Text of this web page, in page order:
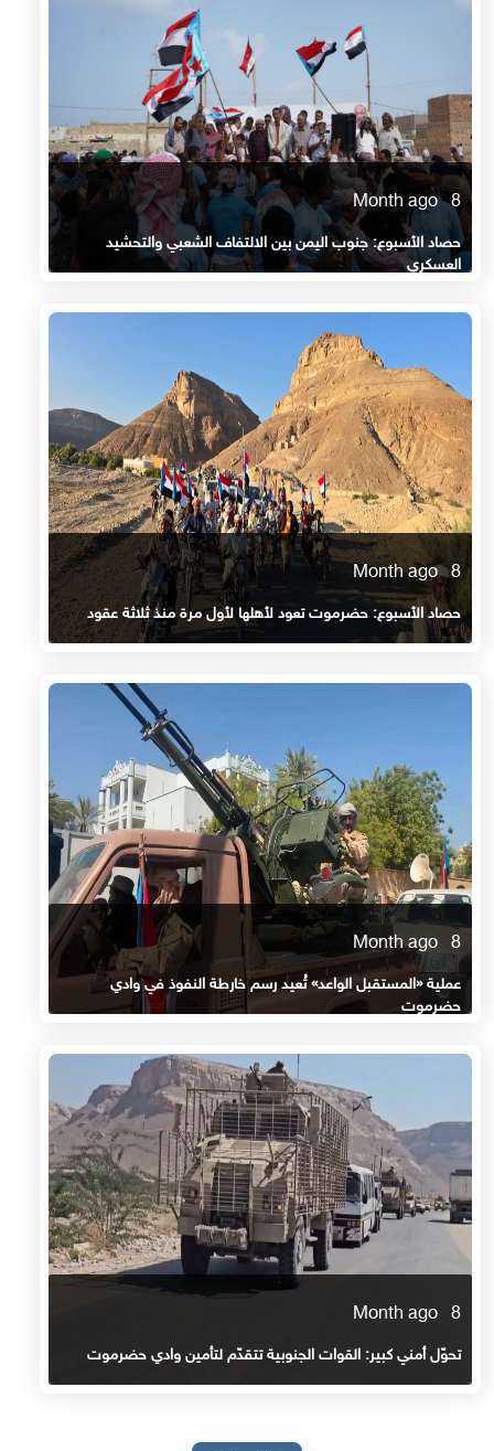
8 Month ago
حصاد الأسبوع: جنوب اليمن بين الالتفاف الشعبي والتحشيد
العسكري
8 Month ago
حصاد الأسبوع: حضرموت تعود لأهلها لأول مرة منذ ثلاثة عقود
8 Month ago
عملية «المستقبل الواعد» تُعيد رسم خارطة النفوذ في وادي
حضرموت
8 Month ago
تحوّل أمني كبير: القوات الجنوبية تتقدّم لتأمين وادي حضرموت